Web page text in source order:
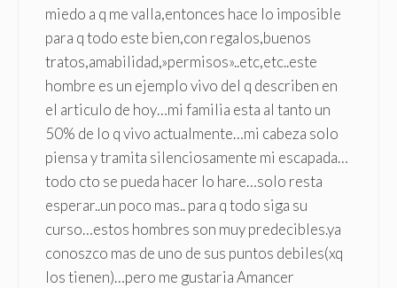
miedo a q me valla,entonces hace lo imposible
para q todo este bien,con regalos,buenos
tratos,amabilidad,»permisos»..etc,etc..este
hombre es un ejemplo vivo del q describen en
el articulo de hoy…mi familia esta al tanto un
50% de lo q vivo actualmente…mi cabeza solo
piensa y tramita silenciosamente mi escapada…
todo cto se pueda hacer lo hare…solo resta
esperar..un poco mas.. para q todo siga su
curso…estos hombres son muy predecibles.ya
conoszco mas de uno de sus puntos debiles(xq
los tienen)…pero me gustaria Amancer